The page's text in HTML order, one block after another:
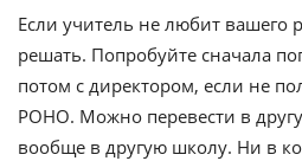
Если учитель не любит вашего
решать. Попробуйте сначала
потом с директором, если не
РОНО. Можно перевести в
вообще в другую школу. Ни в